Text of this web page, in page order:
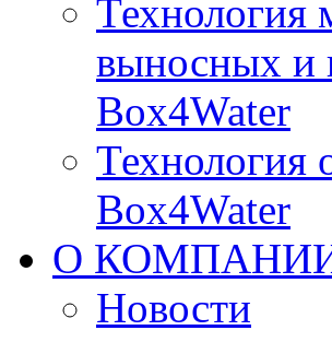
Технология
выносных и
Box4Water
Технология
Box4Water
О
Новости